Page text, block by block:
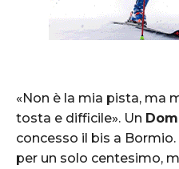
«Non è la mia pista, ma
tosta e difficile». Un
concesso il bis a
per un solo centesimo,